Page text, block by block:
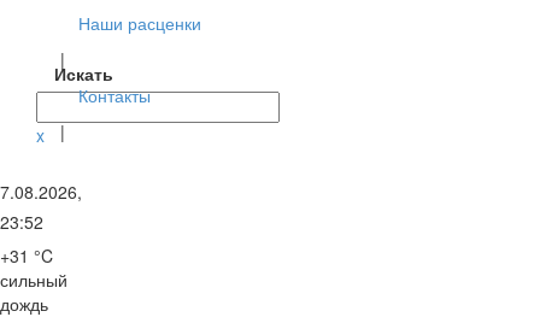
Искать
x
Наши расценки
|
Контакты
|
7.08.2026,
23:52
+31 °C
сильный
дождь